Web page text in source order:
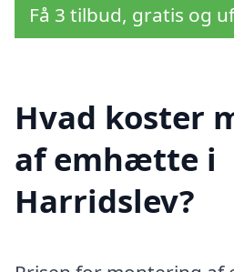
Få 3 tilbud, gratis og
Hvad koster
af emhætte i
Harridslev?